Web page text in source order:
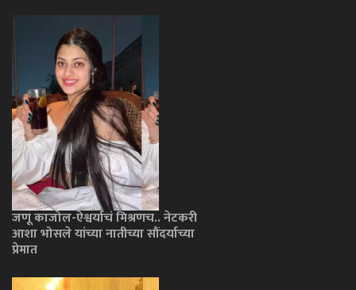
जणू काजोल-ऐश्वर्याचं मिश्रणच.. नेटकरी
आशा भोसले यांच्या नातीच्या सौंदर्याच्या
प्रेमात